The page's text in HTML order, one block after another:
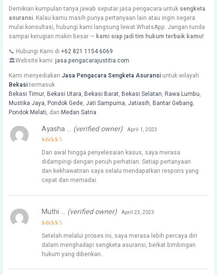
Demikian kumpulan tanya jawab seputar jasa pengacara untuk sengketa
asuransi. Kalau kamu masih punya pertanyaan lain atau ingin segera
mulai konsultasi, hubungi kami langsung lewat WhatsApp. Jangan tunda
sampai kerugian makin besar — kami siap jadi tim hukum terbaik kamu!
📞 Hubungi Kami di+62 821 1154 6069
🏛️Website kami:jasa.pengacarajustitia.com
Kami menyediakan Jasa Pengacara Sengketa Asuransi untuk wilayah
Bekasitermasuk
Bekasi Timur,Bekasi Utara,Bekasi Barat,Bekasi Selatan,Rawa Lumbu,
Mustika Jaya,Pondok Gede, Jati Sampurna, Jatiasih,Bantar Gebang,
Pondok Melati, danMedan Satria
4
out of 5
Ayasha … (verified owner) April 1, 2023
Dari awal hingga penyelesaian kasus, saya merasa
didampingi dengan penuh perhatian. Setiap pertanyaan
dan kekhawatiran saya selalu mendapatkan respons yang
cepat dan memadai.
out of 5
Muthi … (verified owner) April 23, 2023
Setelah melalui proses ini, saya merasa lebih percaya diri
dalam menghadapi sengketa asuransi, berkat bimbingan
hukum yang diberikan.